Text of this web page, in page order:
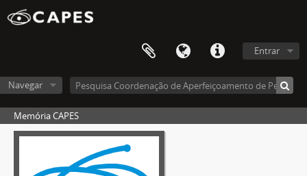
Entrar
Navegar
Memória CAPES